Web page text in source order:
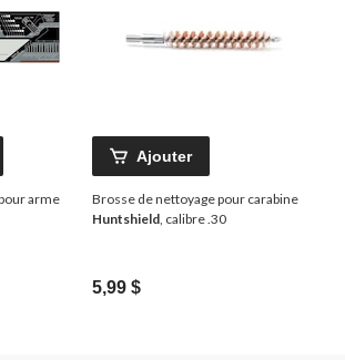
arme
Ajouter
Brosse de nettoyage pour carabine
Huntshield , calibre .30
5,99 $